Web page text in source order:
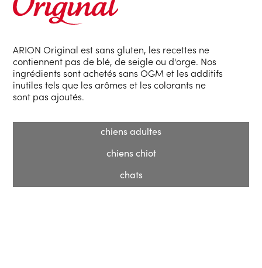
ARION Original est sans gluten, les recettes ne
contiennent pas de blé, de seigle ou d'orge. Nos
ingrédients sont achetés sans OGM et les additifs
inutiles tels que les arômes et les colorants ne
sont pas ajoutés.
chiens adultes
chiens chiot
chats